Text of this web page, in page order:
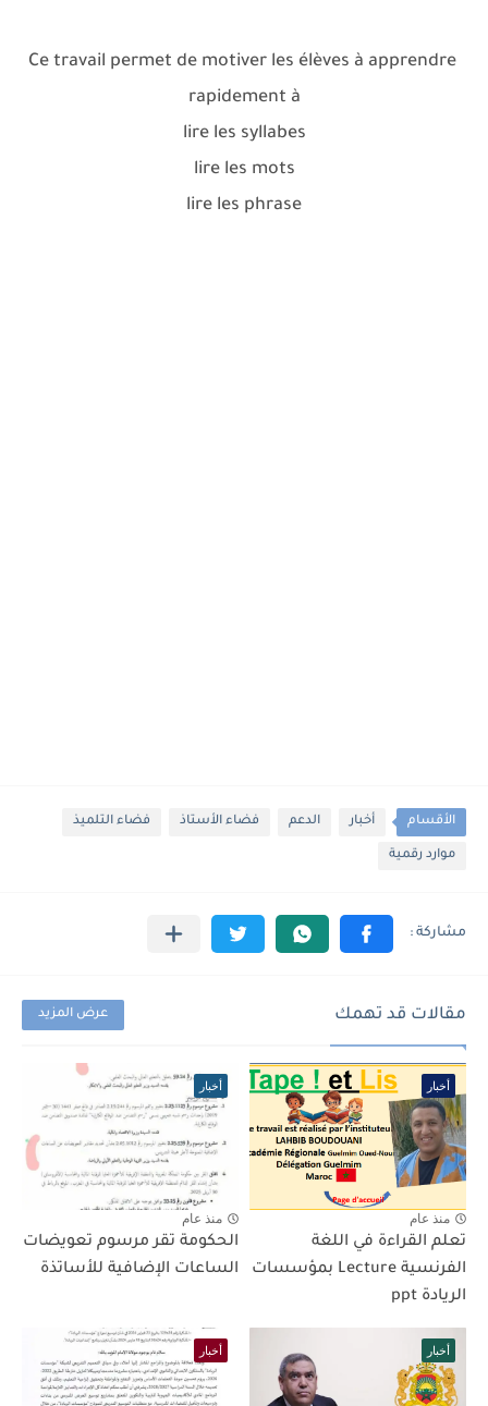
Ce travail permet de motiver les élèves à apprendre
rapidement à
lire les syllabes
lire les mots
lire les phrase
الأقسام أخبار الدعم فضاء الأستاذ فضاء التلميذ
موارد رقمية
مقالات قد تهمك عرض المزيد
أخبار
منذ عام
تعلم القراءة في اللغة
الفرنسية Lecture بمؤسسات
الريادة ppt
أخبار
منذ عام
الحكومة تقر مرسوم تعويضات
الساعات الإضافية للأساتذة
أخبار أخبار